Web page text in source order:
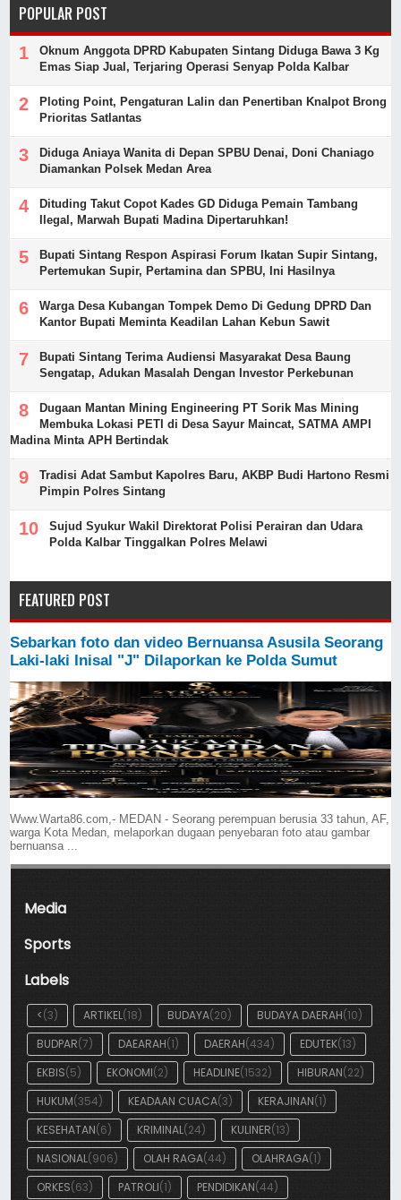
POPULAR POST
Oknum Anggota DPRD Kabupaten Sintang Diduga Bawa 3 Kg
Emas Siap Jual, Terjaring Operasi Senyap Polda Kalbar
Ploting Point, Pengaturan Lalin dan Penertiban Knalpot Brong
Prioritas Satlantas
Diduga Aniaya Wanita di Depan SPBU Denai, Doni Chaniago
Diamankan Polsek Medan Area
Dituding Takut Copot Kades GD Diduga Pemain Tambang
Ilegal, Marwah Bupati Madina Dipertaruhkan!
Bupati Sintang Respon Aspirasi Forum Ikatan Supir Sintang,
Pertemukan Supir, Pertamina dan SPBU, Ini Hasilnya
Warga Desa Kubangan Tompek Demo Di Gedung DPRD Dan
Kantor Bupati Meminta Keadilan Lahan Kebun Sawit
Bupati Sintang Terima Audiensi Masyarakat Desa Baung
Sengatap, Adukan Masalah Dengan Investor Perkebunan
Dugaan Mantan Mining Engineering PT Sorik Mas Mining
Membuka Lokasi PETI di Desa Sayur Maincat, SATMA AMPI
Madina Minta APH Bertindak
Tradisi Adat Sambut Kapolres Baru, AKBP Budi Hartono Resmi
Pimpin Polres Sintang
Sujud Syukur Wakil Direktorat Polisi Perairan dan Udara
Polda Kalbar Tinggalkan Polres Melawi
FEATURED POST
Sebarkan foto dan video Bernuansa Asusila Seorang
Laki-laki Inisal "J" Dilaporkan ke Polda Sumut
Www.Warta86.com,- MEDAN - Seorang perempuan berusia 33 tahun, AF,
warga Kota Medan, melaporkan dugaan penyebaran foto atau gambar
bernuansa ...
Media
Sports
Labels
<(3) ARTIKEL(18) BUDAYA(20) BUDAYA DAERAH(10)
BUDPAR(7) DAEARAH(1) DAERAH(434) EDUTEK(13)
EKBIS(5) EKONOMI(2) HEADLINE(1532) HIBURAN(22)
HUKUM(354) KEADAAN CUACA(3) KERAJINAN(1)
KESEHATAN(6) KRIMINAL(24) KULINER(13)
NASIONAL(906) OLAH RAGA(44) OLAHRAGA(1)
ORKES(63) PATROLI(1) PENDIDIKAN(44)